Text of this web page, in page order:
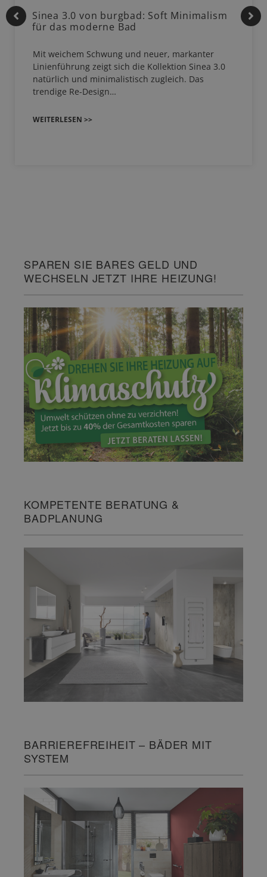
Sinea 3.0 von burgbad: Soft Minimalism
für das moderne Bad
Mit weichem Schwung und neuer, markanter
Linienführung zeigt sich die Kollektion Sinea 3.0
natürlich und minimalistisch zugleich. Das
trendige Re-Design…
WEITERLESEN >>
SPAREN SIE BARES GELD UND
WECHSELN JETZT IHRE HEIZUNG!
KOMPETENTE BERATUNG &
BADPLANUNG
BARRIEREFREIHEIT – BÄDER MIT
SYSTEM